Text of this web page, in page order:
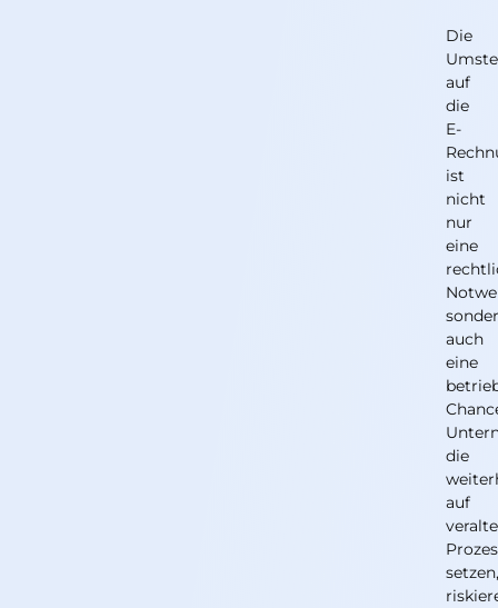
Die
auf
die
E-
ist
nicht
nur
eine
auch
eine
die
auf